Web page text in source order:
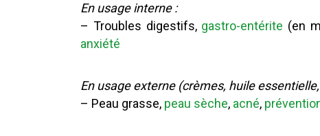
En usage interne :
– Troubles digestifs, gastro-entérite (en
anxiété
En usage externe (crèmes, huile
– Peau grasse, peau sèche, acné,